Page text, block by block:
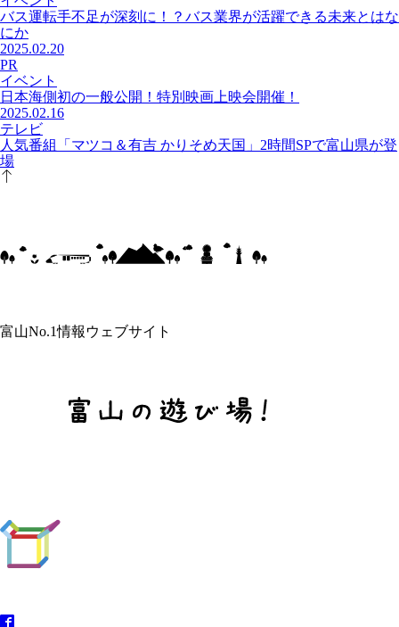
バス運転手不足が深刻に！？バス業界が活躍できる未来とはな
にか
2025.02.20
PR
イベント
日本海側初の一般公開！特別映画上映会開催！
2025.02.16
テレビ
人気番組「マツコ＆有吉 かりそめ天国」2時間SPで富山県が登
場
富山No.1情報ウェブサイト